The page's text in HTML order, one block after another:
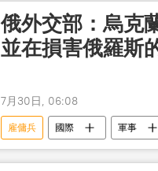
俄外交部：烏克
並在損害俄羅斯
7月30日, 06:08
雇傭兵 國際 軍事